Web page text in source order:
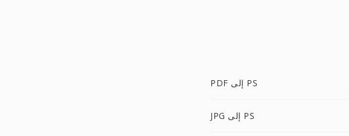
PDF إلى PS
JPG إلى PS